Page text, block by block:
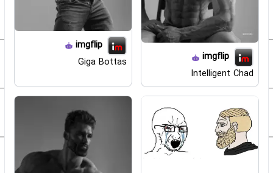
imgflip
Intelligent Chad
imgflip
Giga Bottas